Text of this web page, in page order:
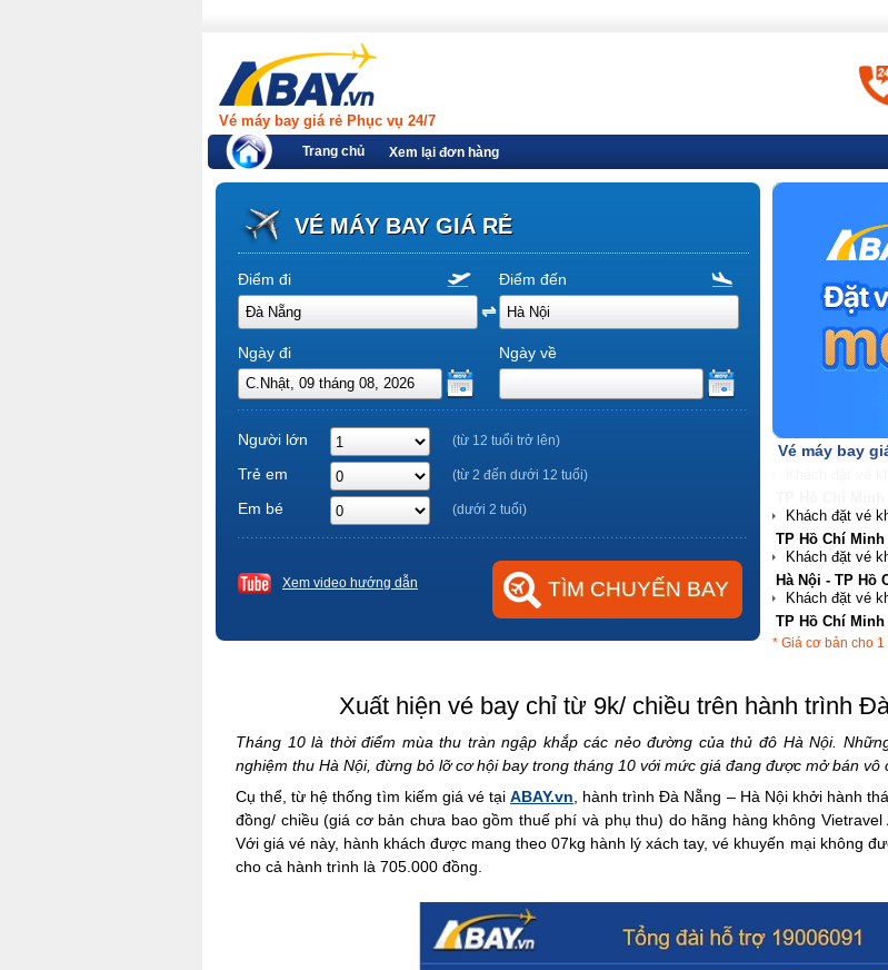
Vé máy bay giá rẻ Phục vụ 24/7
Trang chủ Xem lại đơn hàng
VÉ MÁY BAY GIÁ RẺ
Điểm đi Điểm đến
Ngày đi Ngày về
Người lớn (từ 12 tuổi trở lên)
Trẻ em (từ 2 đến dưới 12 tuổi)
Em bé (dưới 2 tuổi)
Xem video hướng dẫn
Vé máy bay
Hà Nội - TP Hồ
TP Hồ Chí Minh
Hà Nội - Đà
* Giá cơ bản cho
Xuất hiện vé bay chỉ từ 9k/ chiều trên hành trình
Tháng 10 là thời điểm mùa thu tràn ngập khắp các nẻo đường của thủ đô Hà Nội.
nghiệm thu Hà Nội, đừng bỏ lỡ cơ hội bay trong tháng 10 với mức giá đang được mở bán vô
Cụ thể, từ hệ thống tìm kiếm giá vé tại ABAY.vn , hành trình Đà Nẵng – Hà Nội khởi hành
đồng/ chiều (giá cơ bản chưa bao gồm thuế phí và phụ thu) do hãng hàng không
Với giá vé này, hành khách được mang theo 07kg hành lý xách tay, vé khuyến mại không
cho cả hành trình là 705.000 đồng.